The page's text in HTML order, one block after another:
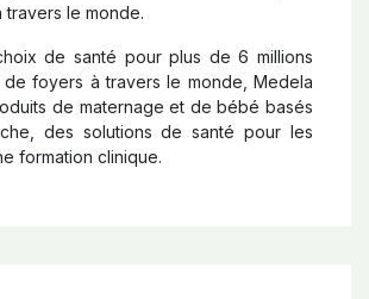
travers le monde.
de santé pour plus de 6 millions
foyers à travers le monde, Medela
de maternage et de bébé basés
des solutions de santé pour les
formation clinique.